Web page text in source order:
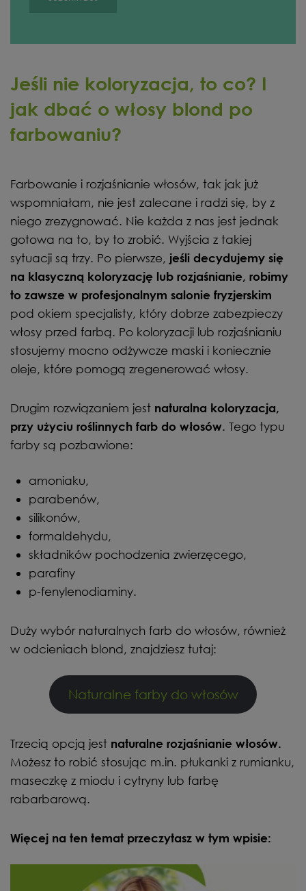
Jeśli nie koloryzacja, to co? I
jak dbać o włosy blond po
farbowaniu?
Farbowanie i rozjaśnianie włosów, tak jak już
wspomniałam, nie jest zalecane i radzi się, by z
niego zrezygnować. Nie każda z nas jest jednak
gotowa na to, by to zrobić. Wyjścia z takiej
sytuacji są trzy. Po pierwsze, jeśli decydujemy się
na klasyczną koloryzację lub rozjaśnianie, robimy
to zawsze w profesjonalnym salonie fryzjerskim
pod okiem specjalisty, który dobrze zabezpieczy
włosy przed farbą. Po koloryzacji lub rozjaśnianiu
stosujemy mocno odżywcze maski i koniecznie
oleje, które pomogą zregenerować włosy.
Drugim rozwiązaniem jest naturalna koloryzacja,
przy użyciu roślinnych farb do włosów. Tego typu
farby są pozbawione:
amoniaku,
parabenów,
silikonów,
formaldehydu,
składników pochodzenia zwierzęcego,
parafiny
p-fenylenodiaminy.
Duży wybór naturalnych farb do włosów, również
w odcieniach blond, znajdziesz tutaj:
Naturalne farby do włosów
Trzecią opcją jest naturalne rozjaśnianie włosów.
Możesz to robić stosując m.in. płukanki z rumianku,
maseczkę z miodu i cytryny lub farbę
rabarbarową.
Więcej na ten temat przeczytasz w tym wpisie: